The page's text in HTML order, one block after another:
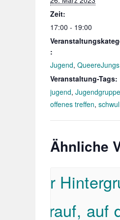
Zeit:
17:00 - 19:00
:
Jugend, QueereJungs
Veranstaltung-Tags:
jugend, Jugendgruppe
offenes treffen, schwul
Ähnliche